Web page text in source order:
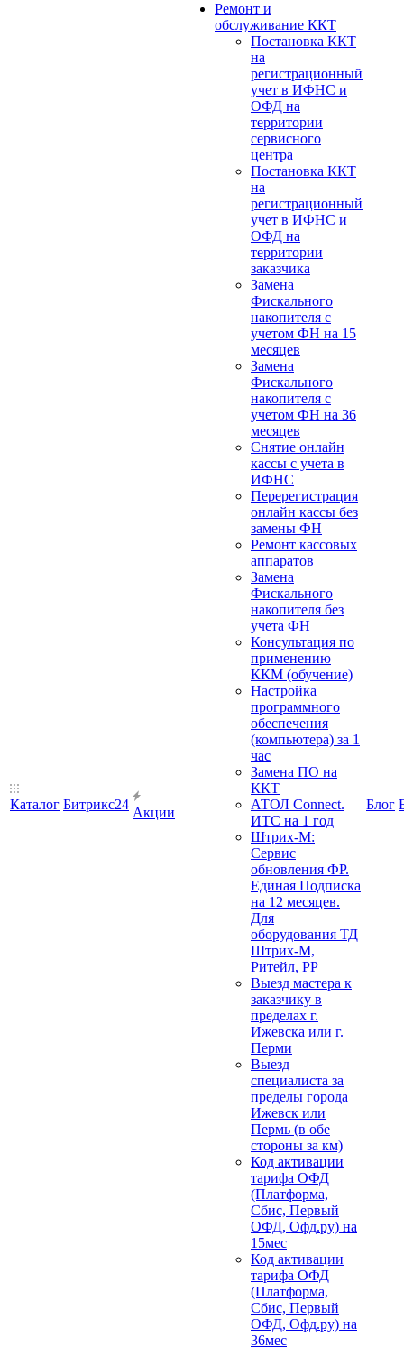
Каталог Битрикс24
Акции
Ремонт и
обслуживание ККТ
Постановка ККТ
на
регистрационный
учет в ИФНС и
ОФД на
территории
сервисного
центра
Постановка ККТ
на
регистрационный
учет в ИФНС и
ОФД на
территории
заказчика
Замена
Фискального
накопителя с
учетом ФН на 15
месяцев
Замена
Фискального
накопителя с
учетом ФН на 36
месяцев
Снятие онлайн
кассы с учета в
ИФНС
Перерегистрация
онлайн кассы без
замены ФН
Ремонт кассовых
аппаратов
Замена
Фискального
накопителя без
учета ФН
Консультация по
применению
ККМ (обучение)
Настройка
программного
обеспечения
(компьютера) за 1
час
Замена ПО на
ККТ
АТОЛ Connect.
ИТС на 1 год
Штрих-М:
Сервис
обновления ФР.
Единая Подписка
на 12 месяцев.
Для
оборудования ТД
Штрих-М,
Ритейл, РР
Выезд мастера к
заказчику в
пределах г.
Ижевска или г.
Перми
Выезд
специалиста за
пределы города
Ижевск или
Пермь (в обе
стороны за км)
Код активации
тарифа ОФД
(Платформа,
Сбис, Первый
ОФД, Офд.ру) на
15мес
Код активации
тарифа ОФД
(Платформа,
Сбис, Первый
ОФД, Офд.ру) на
36мес
Блог